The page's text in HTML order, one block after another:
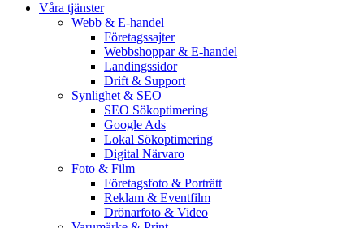
Våra tjänster
Webb & E-handel
Företagssajter
Webbshoppar & E-handel
Landingssidor
Drift & Support
Synlighet & SEO
SEO Sökoptimering
Google Ads
Lokal Sökoptimering
Digital Närvaro
Foto & Film
Företagsfoto & Porträtt
Reklam & Eventfilm
Drönarfoto & Video